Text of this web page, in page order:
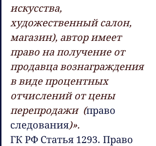
искусства,
художественный салон,
магазин), автор имеет
право на получение от
продавца вознаграждения
в виде процентных
отчислений от цены
перепродажи  (право
следования)».
ГК РФ Статья 1293. Право